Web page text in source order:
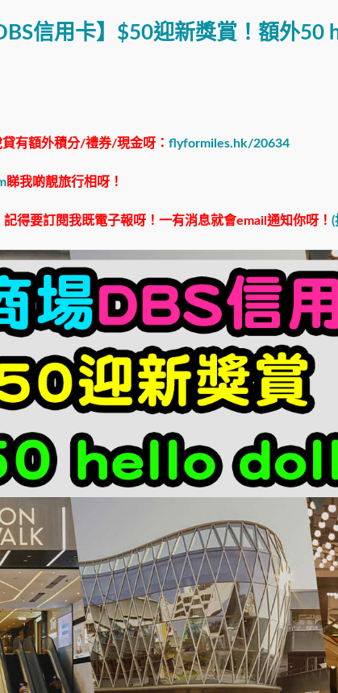
信用卡】$50迎新獎賞！額外50
有額外積分/禮券/現金呀： flyformiles.hk/20634
睇我啲靚旅行相呀！
得要訂閱我既電子報呀！一有消息就會email通知你呀！ (